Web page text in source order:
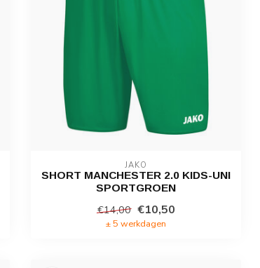
JAKO
SHORT MANCHESTER 2.0 KIDS-UNI
SPORTGROEN
€14,00 €10,50
± 5 werkdagen